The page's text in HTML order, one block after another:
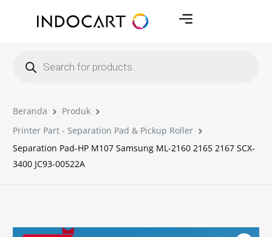
Beranda
Produk
Printer Part - Separation Pad & Pickup Roller
Separation Pad-HP M107 Samsung ML-2160 2165 2167 SCX-
3400 JC93-00522A